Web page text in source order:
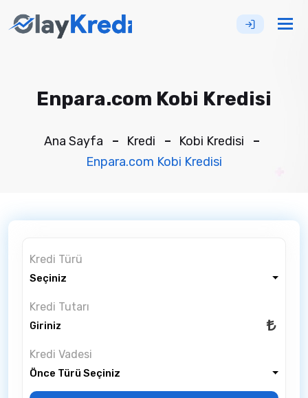
Enpara.com Kobi Kredisi
Ana Sayfa Kredi
Kobi Kredisi
Enpara.com Kobi Kredisi
Kredi Türü
Seçiniz
Kredi Tutarı
Kredi Vadesi
Önce Türü Seçiniz